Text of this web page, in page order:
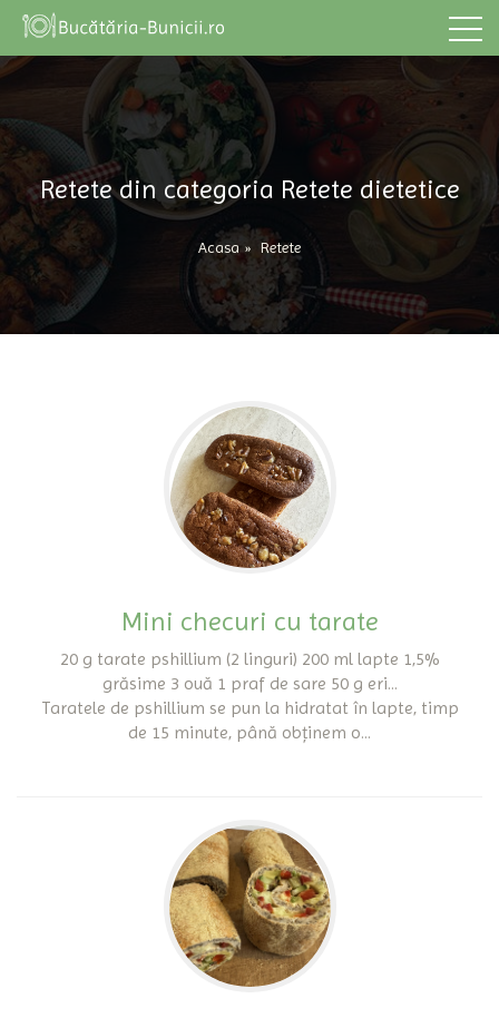
Retete din categoria Retete dietetice
Acasa » Retete
Mini checuri cu tarate
20 g tarate pshillium (2 linguri) 200 ml lapte 1,5%
grăsime 3 ouă 1 praf de sare 50 g eri...
Taratele de pshillium se pun la hidratat în lapte, timp
de 15 minute, până obținem o...